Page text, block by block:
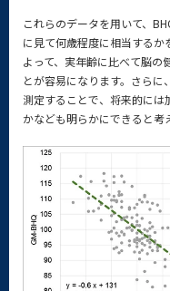
これらのデータを用いて、
に見て何歳程度に相当するか
よって、実年齢に比べて脳の
とが容易になります。さら
測定することで、将来的には
かなども明らかにできると考